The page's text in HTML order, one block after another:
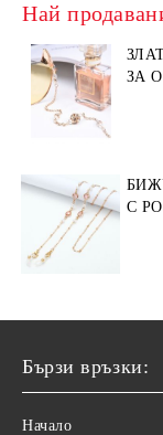
Най
ЗА
С
Бързи връзки:
Начало